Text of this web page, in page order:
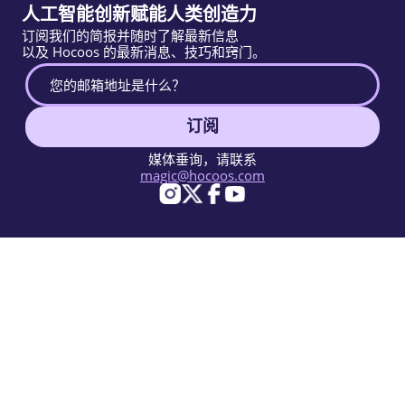
人工智能创新赋能人类创造力
订阅我们的简报并随时了解最新信息
以及 Hocoos 的最新消息、技巧和窍门。
订阅
媒体垂询，请联系
magic@hocoos.com